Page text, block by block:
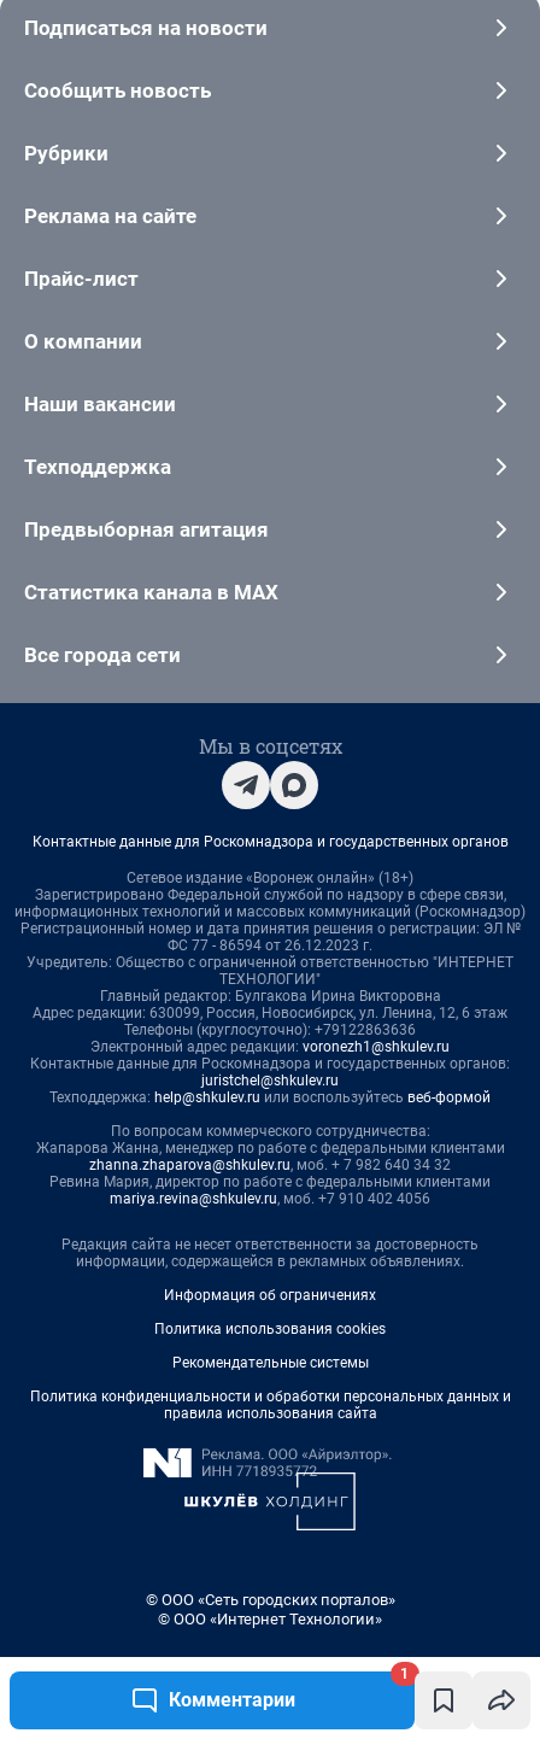
Комментарии
1
Подписаться на новости
Сообщить новость
Рубрики
Реклама на сайте
Прайс-лист
О компании
Наши вакансии
Техподдержка
Предвыборная агитация
Статистика канала в MAX
Все города сети
Мы в соцсетях
Контактные данные для Роскомнадзора и государственных органов
Сетевое издание «Воронеж онлайн» (18+)
Зарегистрировано Федеральной службой по надзору в сфере связи,
информационных технологий и массовых коммуникаций (Роскомнадзор)
Регистрационный номер и дата принятия решения о регистрации: ЭЛ №
ФС 77 - 86594 от 26.12.2023 г.
Учредитель: Общество с ограниченной ответственностью "ИНТЕРНЕТ
ТЕХНОЛОГИИ"
Главный редактор: Булгакова Ирина Викторовна
Адрес редакции: 630099, Россия, Новосибирск, ул. Ленина, 12, 6 этаж
Телефоны (круглосуточно): +79122863636
Электронный адрес редакции: voronezh1@shkulev.ru
Контактные данные для Роскомнадзора и государственных органов:
juristchel@shkulev.ru
Техподдержка: help@shkulev.ru или воспользуйтесь веб-формой
По вопросам коммерческого сотрудничества:
Жапарова Жанна, менеджер по работе с федеральными клиентами
zhanna.zhaparova@shkulev.ru, моб. + 7 982 640 34 32
Ревина Мария, директор по работе с федеральными клиентами
mariya.revina@shkulev.ru, моб. +7 910 402 4056
Редакция сайта не несет ответственности за достоверность
информации, содержащейся в рекламных объявлениях.
Информация об ограничениях
Политика использования cookies
Рекомендательные системы
Политика конфиденциальности и обработки персональных данных и
правила использования сайта
© ООО «Сеть городских порталов»
© ООО «Интернет Технологии»